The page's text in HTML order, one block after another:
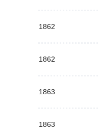
1862
1862
1863
1863